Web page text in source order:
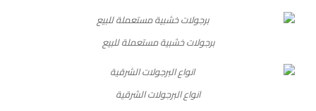
برجولات خشبية مستعملة للبيع
انواع البرجولات الشرقية